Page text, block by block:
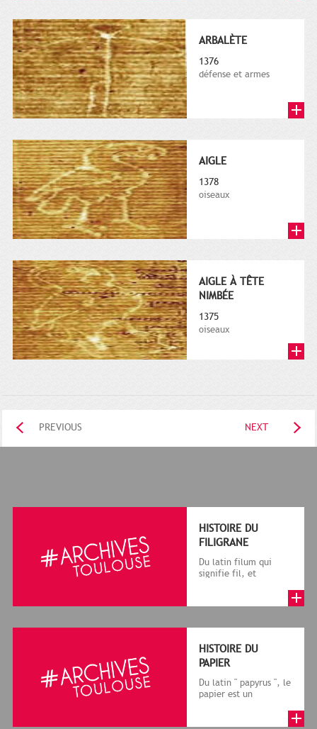
ARBALÈTE
1376
défense et armes
AIGLE
1378
oiseaux
AIGLE À TÊTE
NIMBÉE
1375
oiseaux
PREVIOUS NEXT
HISTOIRE DU
FILIGRANE
Du latin filum qui
signifie fil, et
le cadre de la f...
HISTOIRE DU
PAPIER
Du latin " papyrus ", le
papier est un